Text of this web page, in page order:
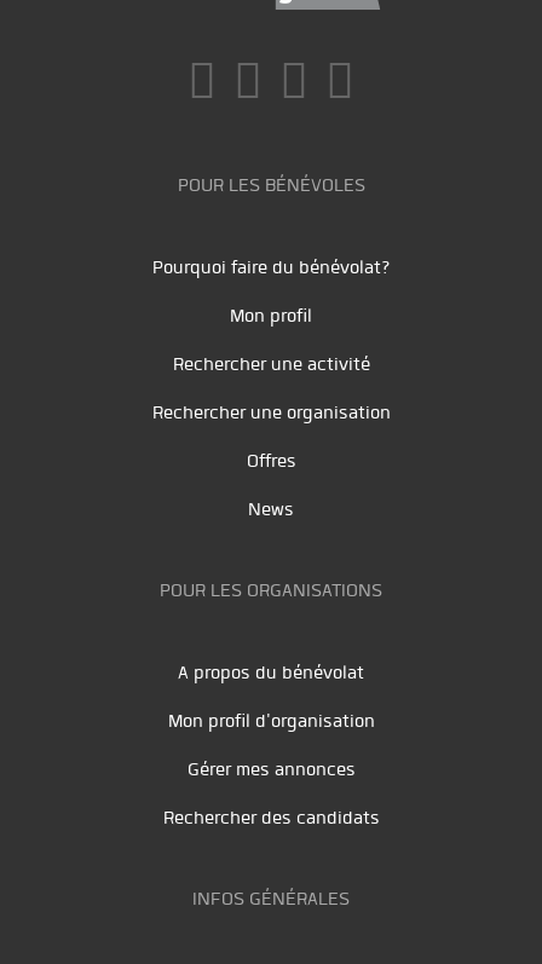
POUR LES BÉNÉVOLES
Pourquoi faire du bénévolat?
Mon profil
Rechercher une activité
Rechercher une organisation
Offres
News
POUR LES ORGANISATIONS
A propos du bénévolat
Mon profil d'organisation
Gérer mes annonces
Rechercher des candidats
INFOS GÉNÉRALES